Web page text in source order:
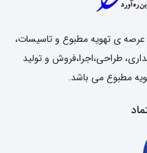
مهندسی سوربن ره آورد٬ در عرصه ی تهویه مطبوع و تاسیسات،
طراحی،اجرا،فروش و تولید
مطبوع می باشد.